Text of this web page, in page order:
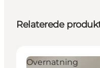
Relaterede
Overnatning